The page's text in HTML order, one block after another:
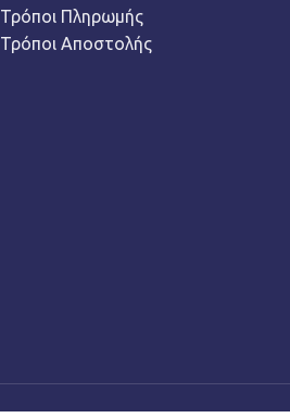
Τρόποι Πληρωμής
Τρόποι Αποστολής